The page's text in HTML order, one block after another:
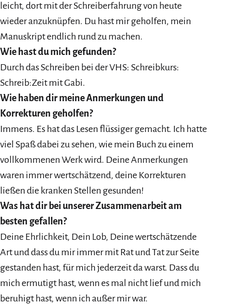
leicht, dort mit der Schreiberfahrung von heute
wieder anzuknüpfen. Du hast mir geholfen, mein
Manuskript endlich rund zu machen.
Wie hast du mich gefunden?
Durch das Schreiben bei der VHS: Schreibkurs:
Schreib:Zeit mit Gabi.
Wie haben dir meine Anmerkungen und
Korrekturen geholfen?
Immens. Es hat das Lesen flüssiger gemacht. Ich hatte
viel Spaß dabei zu sehen, wie mein Buch zu einem
vollkommenen Werk wird. Deine Anmerkungen
waren immer wertschätzend, deine Korrekturen
ließen die kranken Stellen gesunden!
Was hat dir bei unserer Zusammenarbeit am
besten gefallen?
Deine Ehrlichkeit, Dein Lob, Deine wertschätzende
Art und dass du mir immer mit Rat und Tat zur Seite
gestanden hast, für mich jederzeit da warst. Dass du
mich ermutigt hast, wenn es mal nicht lief und mich
beruhigt hast, wenn ich außer mir war.